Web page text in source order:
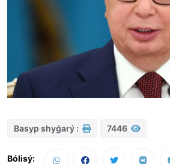
Basyp shyǵarý : 7446
Bólisý: